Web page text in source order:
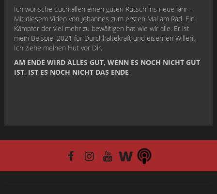
Ich wünsche Euch allen einen guten Rutsch ins neue Jahr -
Mit diesem Video von Johannes zum ersten Mal am Rad. Ein
Kämpfer der viel mehr zu bewältigen hat wie wir alle. Er ist
mein Beispiel 2021 für Durchhaltekraft und eisernen Willen.
Ich ziehe meinen Hut vor Dir.
AM ENDE WIRD ALLES GUT, WENN ES NOCH NICHT GUT
IST, IST ES NOCH NICHT DAS ENDE